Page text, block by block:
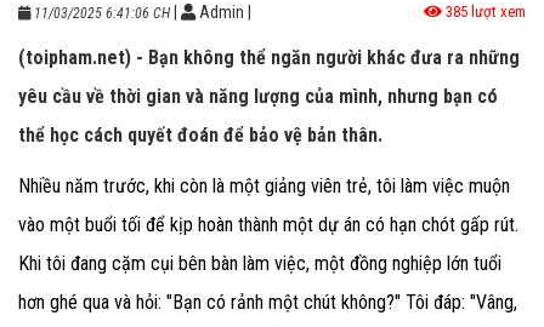
11/03/2025 6:41:06 CH Admin 385 lượt xem
(toipham.net) - Bạn không thể ngăn người khác đưa ra những
yêu cầu về thời gian và năng lượng của mình, nhưng bạn có
thể học cách quyết đoán để bảo vệ bản thân.
Nhiều năm trước, khi còn là một giảng viên trẻ, tôi làm việc muộn
vào một buổi tối để kịp hoàn thành một dự án có hạn chót gấp rút.
Khi tôi đang cặm cụi bên bàn làm việc, một đồng nghiệp lớn tuổi
hơn ghé qua và hỏi: "Bạn có rảnh một chút không?" Tôi đáp: "Vâng,